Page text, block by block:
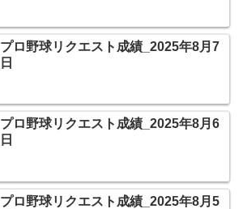
プロ野球リクエスト成績_2025年8月7
日
プロ野球リクエスト成績_2025年8月6
日
プロ野球リクエスト成績_2025年8月5